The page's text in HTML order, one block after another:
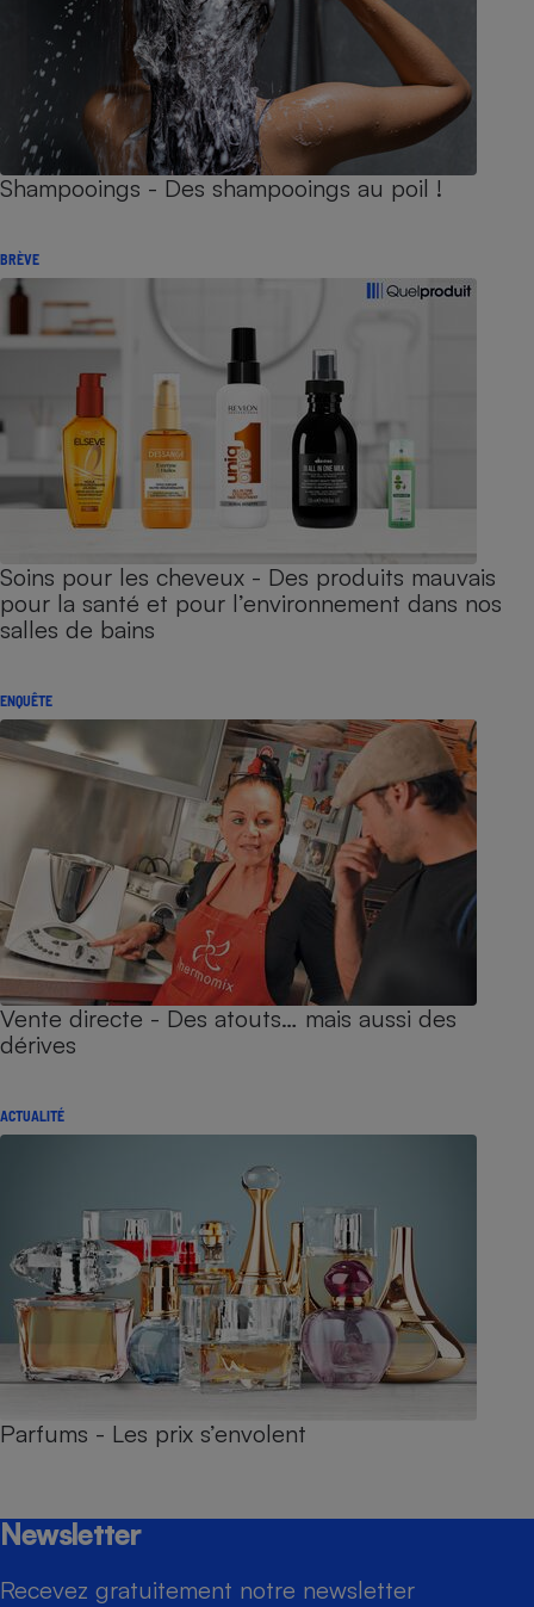
Shampooings - Des shampooings au poil !
BRÈVE
Soins pour les cheveux - Des produits mauvais
pour la santé et pour l’environnement dans nos
salles de bains
ENQUÊTE
Vente directe - Des atouts… mais aussi des
dérives
ACTUALITÉ
Parfums - Les prix s’envolent
Newsletter
Recevez gratuitement notre newsletter